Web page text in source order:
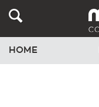
HOME